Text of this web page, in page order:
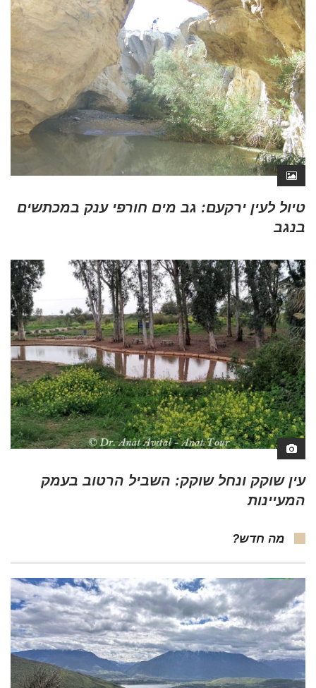
טיול לעין ירקעם: גב מים חורפי ענק במכתשים
בנגב
עין שוקק ונחל שוקק: השביל הרטוב בעמק
המעיינות
מה חדש?